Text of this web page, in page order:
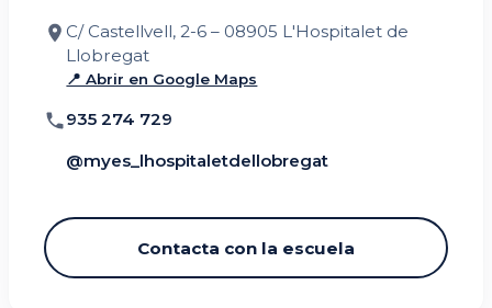
C/ Castellvell, 2-6 – 08905 L'Hospitalet de
Llobregat
📍 Abrir en Google Maps
935 274 729
@myes_lhospitaletdellobregat
Contacta con la escuela